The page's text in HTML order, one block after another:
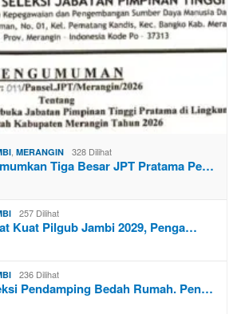
, MERANGIN 328 Dilihat
Tiga Besar JPT Pratama Pe…
257 Dilihat
Kuat Pilgub Jambi 2029, Penga…
236 Dilihat
Pendamping Bedah Rumah. Pen…